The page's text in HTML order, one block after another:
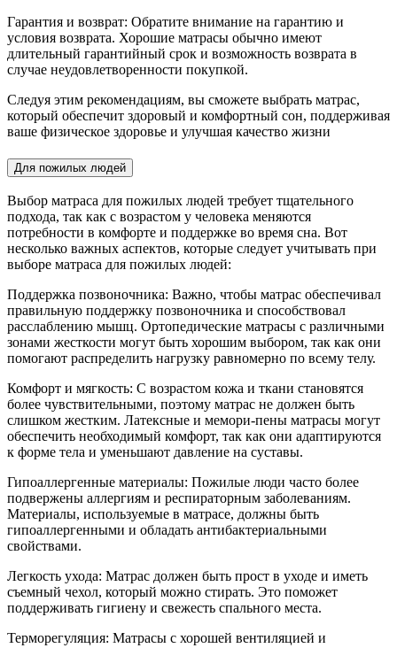
Гарантия и возврат: Обратите внимание на гарантию и
условия возврата. Хорошие матрасы обычно имеют
длительный гарантийный срок и возможность возврата в
случае неудовлетворенности покупкой.
Следуя этим рекомендациям, вы сможете выбрать матрас,
который обеспечит здоровый и комфортный сон, поддерживая
ваше физическое здоровье и улучшая качество жизни
Для пожилых людей
Выбор матраса для пожилых людей требует тщательного
подхода, так как с возрастом у человека меняются
потребности в комфорте и поддержке во время сна. Вот
несколько важных аспектов, которые следует учитывать при
выборе матраса для пожилых людей:
Поддержка позвоночника: Важно, чтобы матрас обеспечивал
правильную поддержку позвоночника и способствовал
расслаблению мышц. Ортопедические матрасы с различными
зонами жесткости могут быть хорошим выбором, так как они
помогают распределить нагрузку равномерно по всему телу.
Комфорт и мягкость: С возрастом кожа и ткани становятся
более чувствительными, поэтому матрас не должен быть
слишком жестким. Латексные и мемори-пены матрасы могут
обеспечить необходимый комфорт, так как они адаптируются
к форме тела и уменьшают давление на суставы.
Гипоаллергенные материалы: Пожилые люди часто более
подвержены аллергиям и респираторным заболеваниям.
Материалы, используемые в матрасе, должны быть
гипоаллергенными и обладать антибактериальными
свойствами.
Легкость ухода: Матрас должен быть прост в уходе и иметь
съемный чехол, который можно стирать. Это поможет
поддерживать гигиену и свежесть спального места.
Терморегуляция: Матрасы с хорошей вентиляцией и